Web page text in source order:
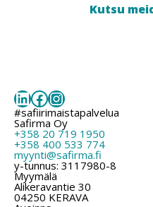
Kutsu
LinkedIn
Facebook
Instagram
#safiirimaistapalvelua
Safirma Oy
+358 20 719 1950
+358 400 533 774
myynti@safirma.fi
y-tunnus: 3117980-8
Myymälä
Alikeravantie 30
04250 KERAVA